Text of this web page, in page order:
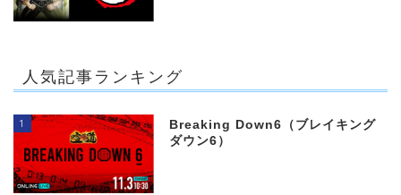
人気記事ランキング
1
Breaking Down6（ブレイキング
ダウン6）